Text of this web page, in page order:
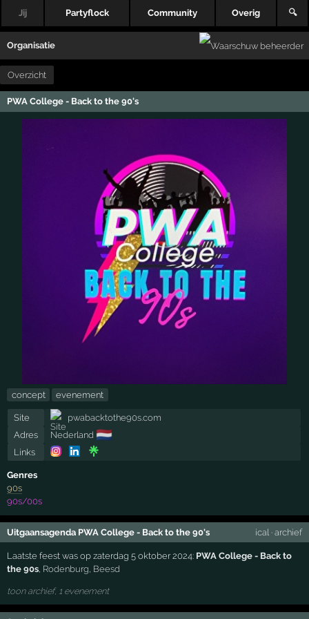
Jij Partyflock Community Overig 🔍
Organisatie
Overzicht
PWA College - Back to the 90's
concept evenement
Site
pwabacktothe90s.com
Adres
Nederland 🇳🇱
Links
Genres
90s
90s/00s
Uitgaansagenda PWA College - Back to the 90's ical· archief
Laatste feest was op zaterdag 5 oktober 2024: PWA College - Back to
the 90s, Rodenburg, Beesd
toon archief, 1 evenement